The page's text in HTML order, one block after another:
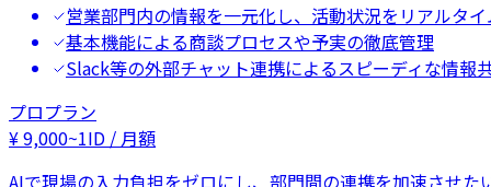
営業部門内の情報を一元化し、活動状況をリアルタ
基本機能による商談プロセスや予実の徹底管理
Slack等の外部チャット連携によるスピーディな情報
プロプラン
¥9,000~1ID / 月額
AIで現場の入力負担をゼロにし、部門間の連携を加速させた